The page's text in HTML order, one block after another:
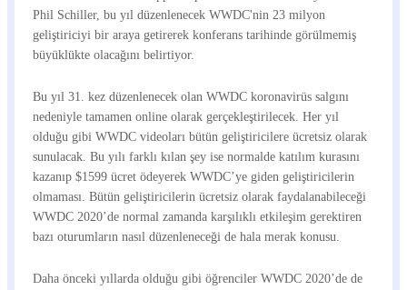
Phil Schiller, bu yıl düzenlenecek WWDC'nin 23 milyon
geliştiriciyi bir araya getirerek konferans tarihinde görülmemiş
büyüklükte olacağını belirtiyor.
Bu yıl 31. kez düzenlenecek olan WWDC koronavirüs salgını
nedeniyle tamamen online olarak gerçekleştirilecek. Her yıl
olduğu gibi WWDC videoları bütün geliştiricilere ücretsiz olarak
sunulacak. Bu yılı farklı kılan şey ise normalde katılım kurasını
kazanıp $1599 ücret ödeyerek WWDC’ye giden geliştiricilerin
olmaması. Bütün geliştiricilerin ücretsiz olarak faydalanabileceği
WWDC 2020’de normal zamanda karşılıklı etkileşim gerektiren
bazı oturumların nasıl düzenleneceği de hala merak konusu.
Daha önceki yıllarda olduğu gibi öğrenciler WWDC 2020’de de